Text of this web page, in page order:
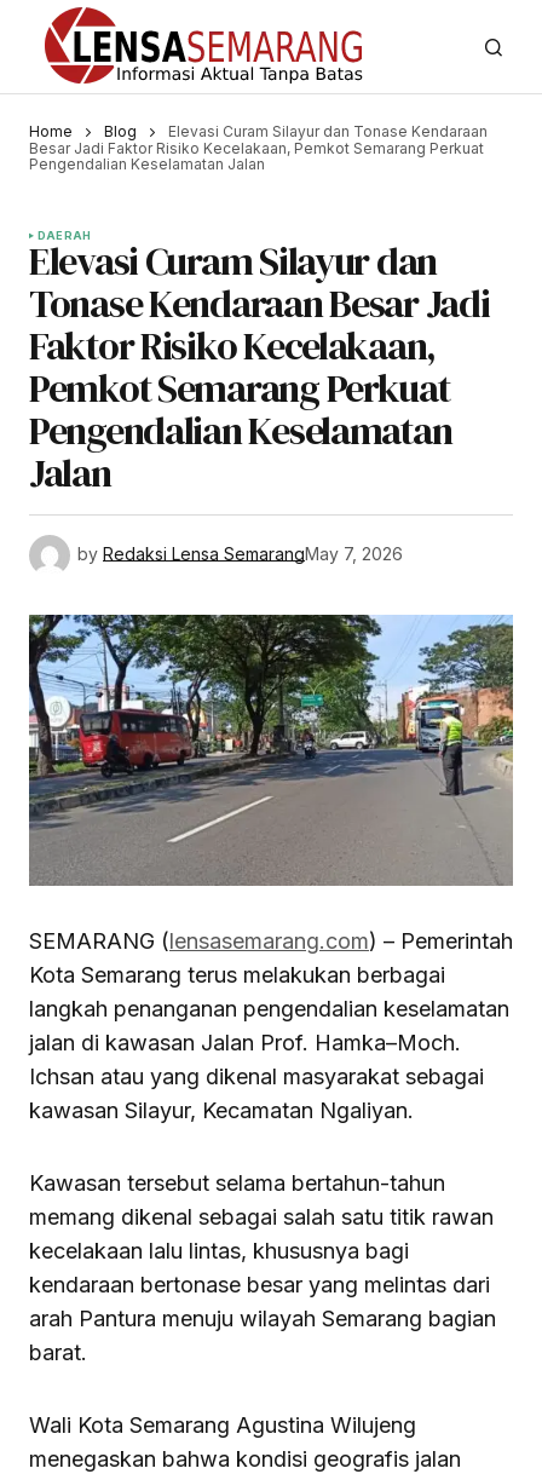
Home Blog
Elevasi Curam Silayur dan Tonase Kendaraan
Besar Jadi Faktor Risiko Kecelakaan, Pemkot Semarang Perkuat
Pengendalian Keselamatan Jalan
DAERAH
Elevasi Curam Silayur dan
Tonase Kendaraan Besar Jadi
Faktor Risiko Kecelakaan,
Pemkot Semarang Perkuat
Pengendalian Keselamatan
Jalan
by Redaksi Lensa SemarangMay 7, 2026
SEMARANG (lensasemarang.com) – Pemerintah
Kota Semarang terus melakukan berbagai
langkah penanganan pengendalian keselamatan
jalan di kawasan Jalan Prof. Hamka–Moch.
Ichsan atau yang dikenal masyarakat sebagai
kawasan Silayur, Kecamatan Ngaliyan.
Kawasan tersebut selama bertahun-tahun
memang dikenal sebagai salah satu titik rawan
kecelakaan lalu lintas, khususnya bagi
kendaraan bertonase besar yang melintas dari
arah Pantura menuju wilayah Semarang bagian
barat.
Wali Kota Semarang Agustina Wilujeng
menegaskan bahwa kondisi geografis jalan